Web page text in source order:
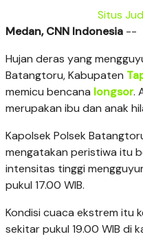
Situs
Medan, CNN Indonesia --
Hujan deras yang
Batangtoru, Kabupaten
memicu bencana longsor.
merupakan ibu dan anak
Kapolsek Polsek
mengatakan peristiwa itu
intensitas tinggi
pukul 17.00 WIB.
Kondisi cuaca ekstrem itu
sekitar pukul 19.00 WIB di